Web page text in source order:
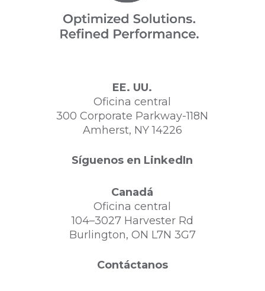
EE. UU.
Oficina central
300 Corporate Parkway-118N
Amherst, NY 14226
Síguenos en LinkedIn
Canadá
Oficina central
104–3027 Harvester Rd
Burlington, ON L7N 3G7
Contáctanos